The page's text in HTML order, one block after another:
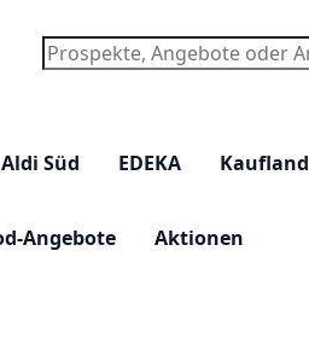
Suchen
Aldi Süd EDEKA Kaufland
Angebote Aktionen